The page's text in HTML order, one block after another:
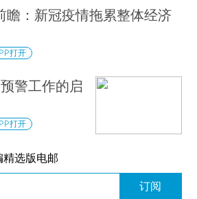
瞻：新冠疫情拖累整体经济
打开
警工作的启
打开
选版电邮
订阅